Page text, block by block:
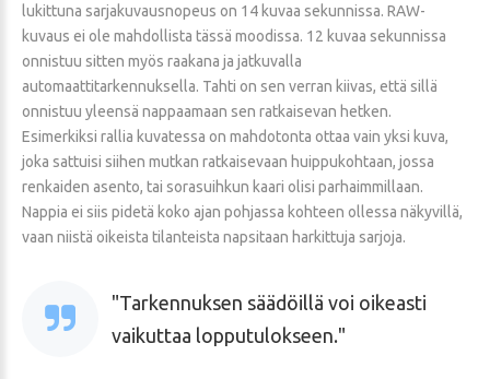
lukittuna sarjakuvausnopeus on 14 kuvaa sekunnissa. RAW-
kuvaus ei ole mahdollista tässä moodissa. 12 kuvaa sekunnissa
onnistuu sitten myös raakana ja jatkuvalla
automaattitarkennuksella. Tahti on sen verran kiivas, että sillä
onnistuu yleensä nappaamaan sen ratkaisevan hetken.
Esimerkiksi rallia kuvatessa on mahdotonta ottaa vain yksi kuva,
joka sattuisi siihen mutkan ratkaisevaan huippukohtaan, jossa
renkaiden asento, tai sorasuihkun kaari olisi parhaimmillaan.
Nappia ei siis pidetä koko ajan pohjassa kohteen ollessa näkyvillä,
vaan niistä oikeista tilanteista napsitaan harkittuja sarjoja.
Tarkennuksen säädöillä voi oikeasti
vaikuttaa lopputulokseen.